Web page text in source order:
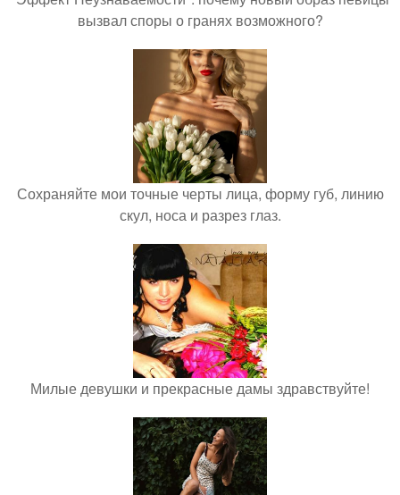
вызвал споры о гранях возможного?
Сохраняйте мои точные черты лица, форму губ, линию
скул, носа и разрез глаз.
Милые девушки и прекрасные дамы здравствуйте!